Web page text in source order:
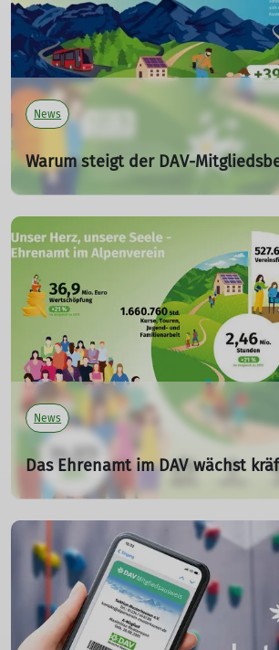
mehr erfahren
News
Warum steigt der DAV-
Damit wir so stark bleiben können, wie
Zum 1. Januar 2025 müssen wir unseren
um 12 Euro auf 70 Euro für den
Mitgliedschaft erhöhen. Hier erfahrt ihr
News
Das Ehrenamt im DAV wächst
13.03.2024
Das Ehrenamt ist das Herz und die Seele
zeigen auch die zum Jahreswechsel
Ehrenamtszahlen: Rund 34.400
engagierten sich 2023 im DAV.
mehr erfahren